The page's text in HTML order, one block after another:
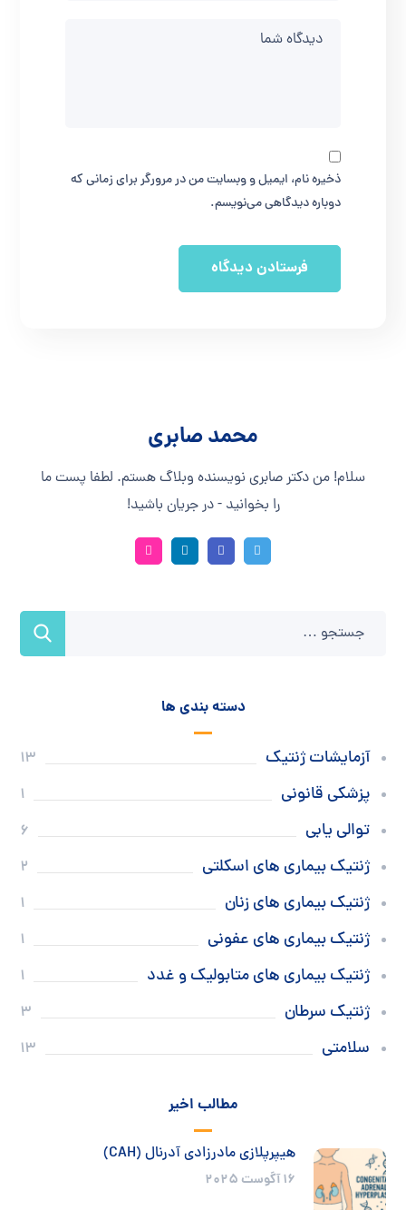
ذخیره نام، ایمیل و وبسایت من در مرورگر برای زمانی که
دوباره دیدگاهی می‌نویسم.
محمد صابری
سلام! من دکتر صابری نویسنده وبلاگ هستم. لطفا پست ما
را بخوانید - در جریان باشید!
دسته بندی ها
آزمایشات ژنتیک 13
پزشکی قانونی 1
توالی یابی 6
ژنتیک بیماری های اسکلتی 2
ژنتیک بیماری های زنان 1
ژنتیک بیماری های عفونی 1
ژنتیک بیماری های متابولیک و غدد 1
ژنتیک سرطان 3
سلامتی 13
مطالب اخیر
هیپرپلازی مادرزادی آدرنال (CAH)
16 آگوست 2025